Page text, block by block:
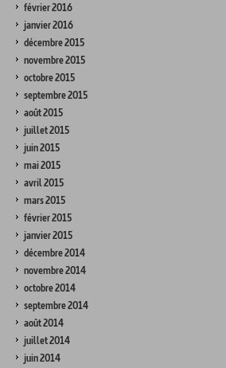
février 2016
janvier 2016
décembre 2015
novembre 2015
octobre 2015
septembre 2015
août 2015
juillet 2015
juin 2015
mai 2015
avril 2015
mars 2015
février 2015
janvier 2015
décembre 2014
novembre 2014
octobre 2014
septembre 2014
août 2014
juillet 2014
juin 2014